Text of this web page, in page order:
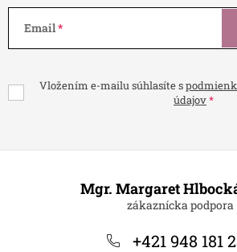
Email
Vložením e-mailu súhlasíte s
údajov
Mgr. Margaret
+421 948 181